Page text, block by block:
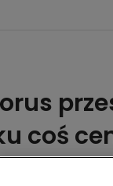
coś